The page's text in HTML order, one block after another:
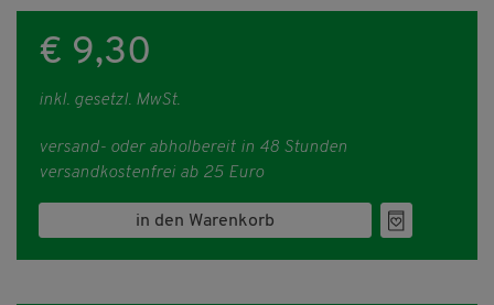
€ 9,30
inkl. gesetzl. MwSt.
versand- oder abholbereit in 48 Stunden
versandkostenfrei ab 25 Euro
in den Warenkorb